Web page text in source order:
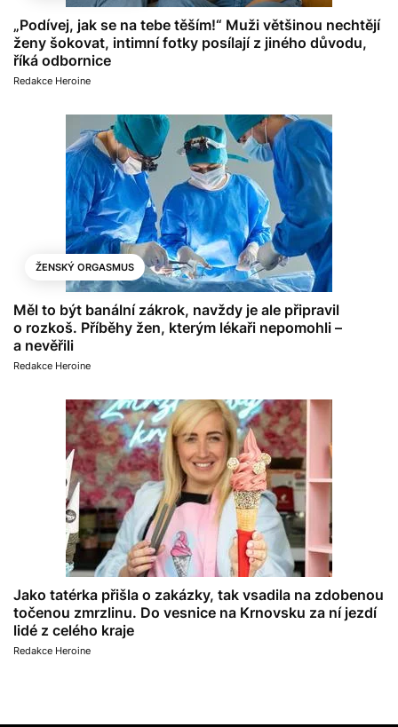
„Podívej, jak se na tebe těším!“ Muži většinou nechtějí
ženy šokovat, intimní fotky posílají z jiného důvodu,
říká odbornice
Redakce Heroine
ŽENSKÝ ORGASMUS
Měl to být banální zákrok, navždy je ale připravil
o rozkoš. Příběhy žen, kterým lékaři nepomohli –
a nevěřili
Redakce Heroine
Jako tatérka přišla o zakázky, tak vsadila na zdobenou
točenou zmrzlinu. Do vesnice na Krnovsku za ní jezdí
lidé z celého kraje
Redakce Heroine